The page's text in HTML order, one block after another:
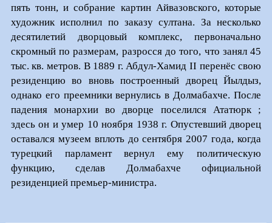
пять тонн, и собрание картин Айвазовского, которые
художник исполнил по заказу султана. За несколько
десятилетий дворцовый комплекс, первоначально
скромный по размерам, разросся до того, что занял 45
тыс. кв. метров. В 1889 г. Абдул-Хамид II перенёс свою
резиденцию во вновь построенный дворец Йылдыз,
однако его преемники вернулись в Долмабахче. После
падения монархии во дворце поселился Ататюрк ;
здесь он и умер 10 ноября 1938 г. Опустевший дворец
оставался музеем вплоть до сентября 2007 года, когда
турецкий парламент вернул ему политическую
функцию, сделав Долмабахче официальной
резиденцией премьер-министра.